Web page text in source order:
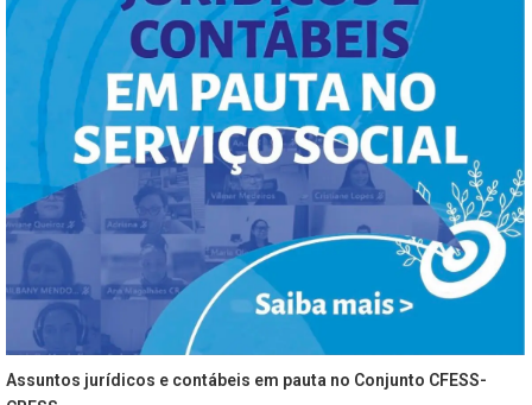
Assuntos jurídicos e contábeis em pauta no Conjunto CFESS-